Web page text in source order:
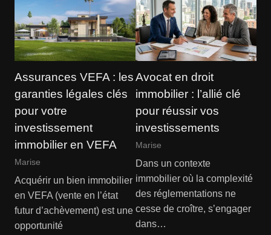
Assurances VEFA : les
garanties légales clés
pour votre
investissement
immobilier en VEFA
Marise
Acquérir un bien immobilier
en VEFA (vente en l’état
futur d’achèvement) est une
opportunité
Avocat en droit
immobilier : l’allié clé
pour réussir vos
investissements
Marise
Dans un contexte
immobilier où la complexité
des réglementations ne
cesse de croître, s’engager
dans…